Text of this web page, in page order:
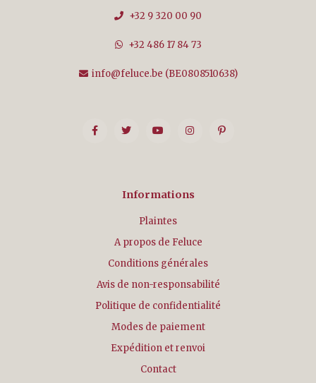
+32 9 320 00 90
+32 486 17 84 73
info@feluce.be (BE0808510638)
Informations
Plaintes
A propos de Feluce
Conditions générales
Avis de non-responsabilité
Politique de confidentialité
Modes de paiement
Expédition et renvoi
Contact